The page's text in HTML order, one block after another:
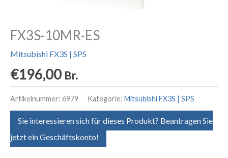
FX3S-10MR-ES
Mitsubishi FX3S | SPS
€196,00 Br.
Artikelnummer: 6979 Kategorie: Mitsubishi FX3S | SPS
Sie interessieren sich für dieses Produkt? Beantragen Sie
jetzt ein Geschäftskonto!